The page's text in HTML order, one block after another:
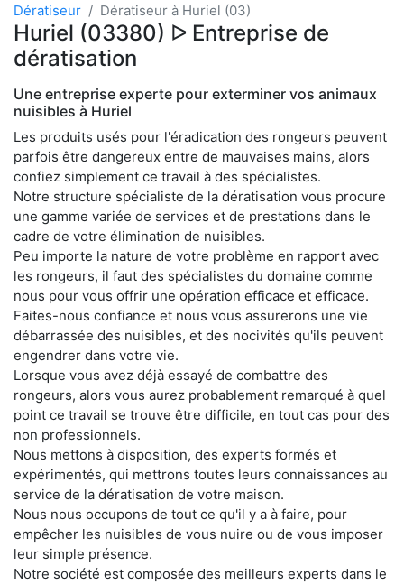
Dératiseur Dératiseur à Huriel (03)
Huriel (03380) ᐅ Entreprise de
dératisation
Une entreprise experte pour exterminer vos animaux
nuisibles à Huriel
Les produits usés pour l'éradication des rongeurs peuvent
parfois être dangereux entre de mauvaises mains, alors
confiez simplement ce travail à des spécialistes.
Notre structure spécialiste de la dératisation vous procure
une gamme variée de services et de prestations dans le
cadre de votre élimination de nuisibles.
Peu importe la nature de votre problème en rapport avec
les rongeurs, il faut des spécialistes du domaine comme
nous pour vous offrir une opération efficace et efficace.
Faites-nous confiance et nous vous assurerons une vie
débarrassée des nuisibles, et des nocivités qu'ils peuvent
engendrer dans votre vie.
Lorsque vous avez déjà essayé de combattre des
rongeurs, alors vous aurez probablement remarqué à quel
point ce travail se trouve être difficile, en tout cas pour des
non professionnels.
Nous mettons à disposition, des experts formés et
expérimentés, qui mettrons toutes leurs connaissances au
service de la dératisation de votre maison.
Nous nous occupons de tout ce qu'il y a à faire, pour
empêcher les nuisibles de vous nuire ou de vous imposer
leur simple présence.
Notre société est composée des meilleurs experts dans le